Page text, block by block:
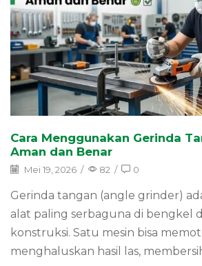
Cara Menggunakan Gerinda
Aman dan Benar
Mei 19, 2026 / 82 / 0
Gerinda tangan (angle grinder)
alat paling serbaguna di bengkel
konstruksi. Satu mesin bisa
menghaluskan hasil las,